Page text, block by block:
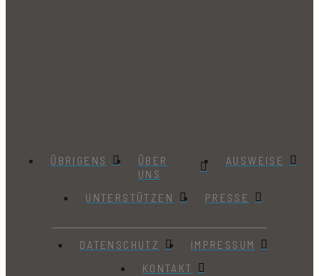
ÜBRIGENS
ÜBER
UNS
AUSWEISE
UNTERSTÜTZEN PRESSE
DATENSCHUTZ
IMPRESSUM
KONTAKT